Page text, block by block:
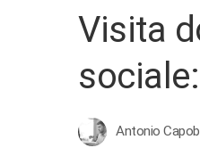
Visita
Antonio